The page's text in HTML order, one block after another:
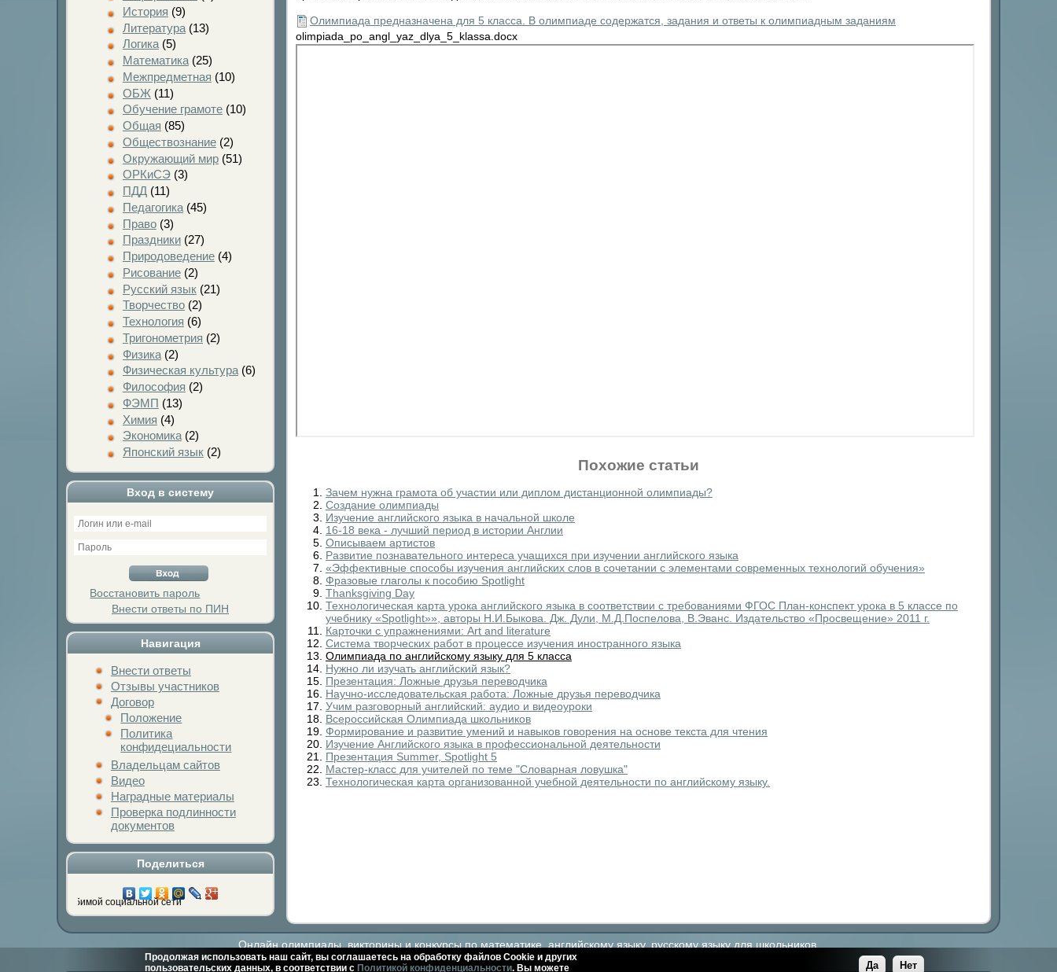
История (9)
Литература(13)
Логика(5)
Математика(25)
Межпредметная (10)
ОБЖ (11)
Обучение грамоте(10)
Общая (85)
Обществознание(2)
Окружающий мир(51)
ОРКиСЭ(3)
ПДД (11)
Педагогика(45)
Право(3)
Праздники(27)
Природоведение(4)
Рисование(2)
Русский язык(21)
Творчество(2)
Технология (6)
Тригонометрия (2)
Физика(2)
Физическая культура(6)
Философия (2)
ФЭМП (13)
Химия (4)
Экономика(2)
Японский язык(2)
Вход в систему
Восстановить пароль
Внести ответы по ПИН
Навигация
Внести ответы
Отзывы участников
Договор
Положение
Политика
конфидециальности
Владельцам сайтов
Видео
Наградные материалы
Проверка подлинности
документов
Поделиться
кнопку любимой социальной сети
Олимпиада предназначена для 5 класса. В олимпиаде содержатся, задания и ответы к олимпиадным заданиям
olimpiada_po_angl_yaz_dlya_5_klassa.docx
Похожие статьи
Зачем нужна грамота об участии или диплом дистанционной олимпиады?
Создание олимпиады
Изучение английского языка в начальной школе
16-18 века - лучший период в истории Англии
Описываем артистов
Развитие познавательного интереса учащихся при изучении английского языка
«Эффективные способы изучения английских слов в сочетании с элементами современных технологий обучения»
Фразовые глаголы к пособию Spotlight
Thanksgiving Day
Технологическая карта урока английского языка в соответствии с требованиями ФГОС План-конспект урока в 5 классе по
учебнику «Spotlight»», авторы Н.И.Быкова. Дж. Дули, М.Д.Поспелова, В.Эванс. Издательство «Просвещение» 2011 г.
Карточки с упражнениями: Art and literature
Система творческих работ в процессе изучения иностранного языка
Олимпиада по английскому языку для 5 класса
Нужно ли изучать английский язык?
Презентация: Ложные друзья переводчика
Научно-исследовательская работа: Ложные друзья переводчика
Учим разговорный английский: аудио и видеоуроки
Всероссийская Олимпиада школьников
Формирование и развитие умений и навыков говорения на основе текста для чтения
Изучение Английского языка в профессиональной деятельности
Презентация Summer, Spotlight 5
Мастер-класс для учителей по теме "Словарная ловушка"
Технологическая карта организованной учебной деятельности по английскому языку.
Онлайн олимпиады, викторины и конкурсы по математике, английскому языку, русскому языку для школьников.
Продолжая использовать наш сайт, вы соглашаетесь на обработку файлов Сookie и других
пользовательских данных, в соответствии с Политикой конфиденциальности. Вы можете Да Нет